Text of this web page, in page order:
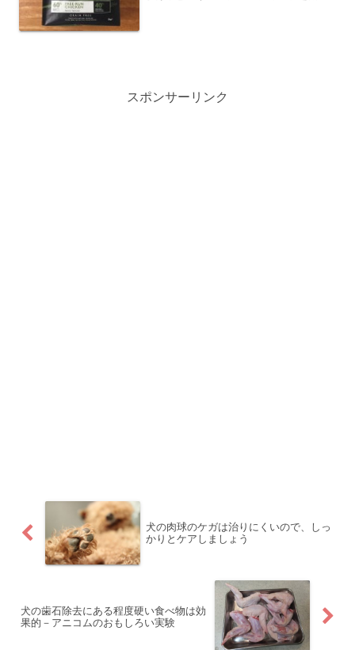
スポンサーリンク
犬の肉球のケガは治りにくいので、しっ
かりとケアしましょう
犬の歯石除去にある程度硬い食べ物は効
果的－アニコムのおもしろい実験